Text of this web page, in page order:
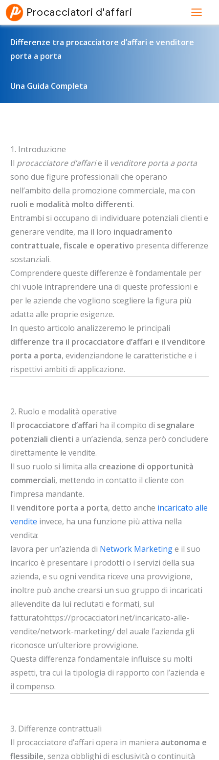
Vai
Procacciatori d'affari
Differenze tra procacciatore d’affari e venditore
porta a porta
Una Guida Completa
1. Introduzione
Il procacciatore d’affarie il venditore porta a porta
sono due figure professionali che operano
nell’ambito della promozione commerciale, ma con
ruoli e modalità molto differenti.
Entrambi si occupano di individuare potenziali clienti e
generare vendite, ma il loro inquadramento
contrattuale, fiscale e operativo presenta differenze
sostanziali.
Comprendere queste differenze è fondamentale per
chi vuole intraprendere una di queste professioni e
per le aziende che vogliono scegliere la figura più
adatta alle proprie esigenze.
In questo articolo analizzeremo le principali
differenze tra il procacciatore d’affari e il venditore
porta a porta, evidenziandone le caratteristiche e i
rispettivi ambiti di applicazione.
2. Ruolo e modalità operative
Il procacciatore d’affari ha il compito di segnalare
potenziali clienti a un’azienda, senza però concludere
direttamente le vendite.
Il suo ruolo si limita alla creazione di opportunità
commerciali, mettendo in contatto il cliente con
l’impresa mandante.
Il venditore porta a porta, detto anche incaricato alle
vendite invece, ha una funzione più attiva nella
vendita:
lavora per un’azienda di Network Marketinge il suo
incarico è presentare i prodotti o i servizi della sua
azienda, e su ogni vendita riceve una provvigione,
inoltre può anche crearsi un suo gruppo di incaricati
allevendite da lui reclutati e formati, sul
fatturatohttps://procacciatori.net/incaricato-alle-
vendite/network-marketing/ del auale l’azienda gli
riconosce un’ulteriore provvigione.
Questa differenza fondamentale influisce su molti
aspetti, tra cui la tipologia di rapporto con l’azienda e
il compenso.
3. Differenze contrattuali
Il procacciatore d’affari opera in maniera autonoma e
flessibile, senza obblighi di esclusività o continuità